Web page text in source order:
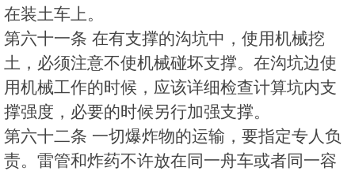
在装土车上。
第六十一条 在有支撑的沟坑中，使用机械挖
土，必须注意不使机械碰坏支撑。在沟坑边使
用机械工作的时候，应该详细检查计算坑内支
撑强度，必要的时候另行加强支撑。
第六十二条 一切爆炸物的运输，要指定专人负
责。雷管和炸药不许放在同一舟车或者同一容